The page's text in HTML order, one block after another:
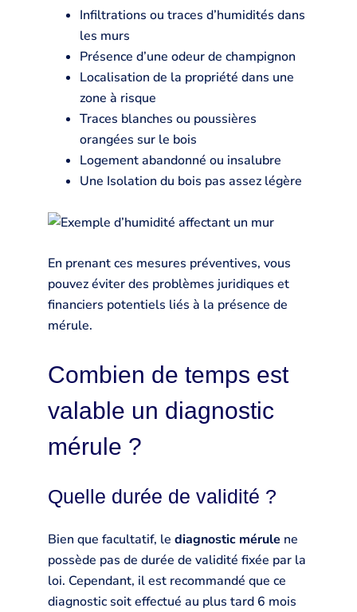
Infiltrations ou traces d’humidités dans
les murs
Présence d’une odeur de champignon
Localisation de la propriété dans une
zone à risque
Traces blanches ou poussières
orangées sur le bois
Logement abandonné ou insalubre
Une Isolation du bois pas assez légère
En prenant ces mesures préventives, vous
pouvez éviter des problèmes juridiques et
financiers potentiels liés à la présence de
mérule.
Combien de temps est
valable un diagnostic
mérule ?
Quelle durée de validité ?
Bien que facultatif, le diagnostic mérule ne
possède pas de durée de validité fixée par la
loi. Cependant, il est recommandé que ce
diagnostic soit effectué au plus tard 6 mois